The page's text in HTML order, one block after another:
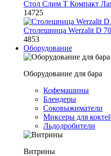
Стол Слим Т Компакт
14725
Столешница Werzalit D
4853
Оборудование
Оборудование для бара
Кофемашины
Блендеры
Соковыжиматели
Миксеры для
Льдодробители
Витрины